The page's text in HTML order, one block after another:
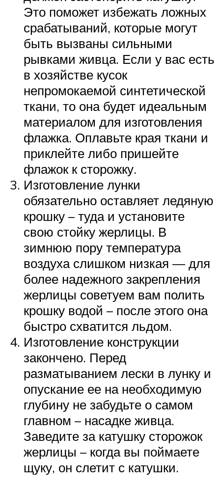
Это поможет избежать ложных
срабатываний, которые могут
быть вызваны сильными
рывками живца. Если у вас есть
в хозяйстве кусок
непромокаемой синтетической
ткани, то она будет идеальным
материалом для изготовления
флажка. Оплавьте края ткани и
приклейте либо пришейте
флажок к сторожку.
Изготовление лунки
обязательно оставляет ледяную
крошку – туда и установите
свою стойку жерлицы. В
зимнюю пору температура
воздуха слишком низкая — для
более надежного закрепления
жерлицы советуем вам полить
крошку водой – после этого она
быстро схватится льдом.
Изготовление конструкции
закончено. Перед
разматыванием лески в лунку и
опускание ее на необходимую
глубину не забудьте о самом
главном – насадке живца.
Заведите за катушку сторожок
жерлицы – когда вы поймаете
щуку, он слетит с катушки.